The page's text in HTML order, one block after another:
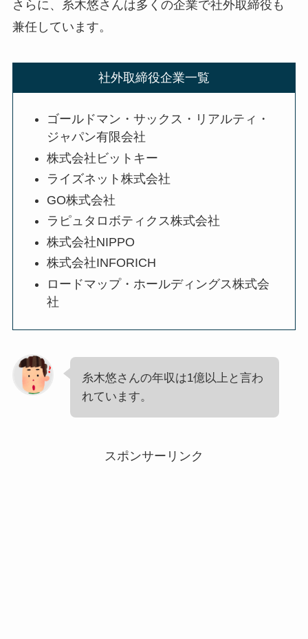
さらに、糸木悠さんは多くの企業で社外取締役も
兼任しています。
社外取締役企業一覧
ゴールドマン・サックス・リアルティ・
ジャパン有限会社
株式会社ビットキー
ライズネット株式会社
GO株式会社
ラピュタロボティクス株式会社
株式会社NIPPO
株式会社INFORICH
ロードマップ・ホールディングス株式会
社
糸木悠さんの年収は1億以上と言わ
れています。
スポンサーリンク